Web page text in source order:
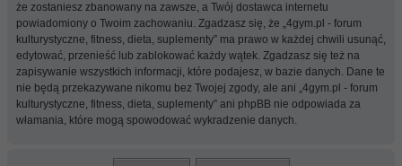
że zostaniesz zbanowany na zawsze, a Twój dostawca internetu
powiadomiony o Twoim zachowaniu. Zgadzasz się, że „4gym.pl - forum
kulturystyczne, fitness, dieta, suplementy” ma prawo w każdej chwili usunąć,
edytować, przenieść lub zablokować każdy wątek. Zgadzasz się też na
zapisywanie wszystkich informacji, które podajesz, w bazie danych. Dane te
nie będą przekazywane nikomu bez Twojej zgody, ale ani „4gym.pl - forum
kulturystyczne, fitness, dieta, suplementy” ani phpBB nie odpowiada za
włamania, które mogą spowodować wykradzenie danych.